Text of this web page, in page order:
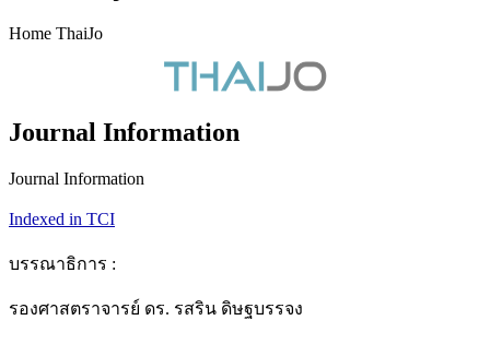
Home ThaiJo
Journal Information
Journal Information
Indexed in TCI
บรรณาธิการ :
รองศาสตราจารย์ ดร. รสริน ดิษฐบรรจง